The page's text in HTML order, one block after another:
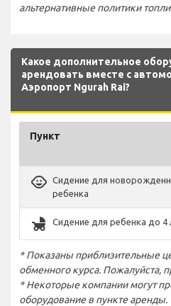
альтернативные политики
Какое дополнительное
арендовать вместе с
Аэропорт Ngurah Rai?
Пункт
child_care Сидение для
ребенка
child_friendly Сидение для ребенка до 4
* Показаны приблизительные
обменного курса. Пожалуйста,
* Некоторые компании могут
оборудование в пункте аренды.